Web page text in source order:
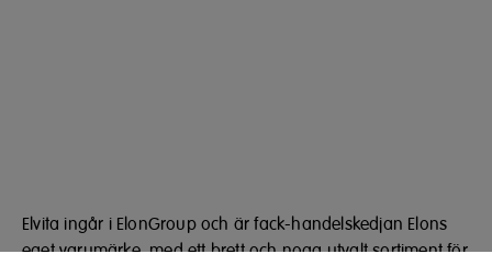
Elvita ingår i ElonGroup och är fack-handelskedjan Elons
eget varumärke, med ett brett och noga utvalt sortiment för